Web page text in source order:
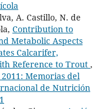
A. Castillo, N. de
Contribution to
Metabolic Aspects
Calcarifer,
Reference to Trout ,
Memorias del
de Nutrición